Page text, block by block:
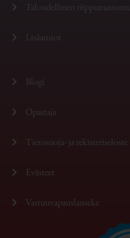
Taloudellinen
Lisäansiot
Blogi
Opastaja
Tietosuoja- ja rekisteriseloste
Evästeet
Vastuuvapauslauseke